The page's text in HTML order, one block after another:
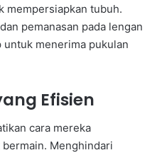
mempersiapkan tubuh.
pemanasan pada lengan
menerima pukulan
Efisien
cara mereka
Menghindari